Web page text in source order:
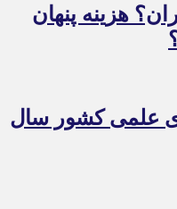
هزینه پنهان
علمی کشور سال